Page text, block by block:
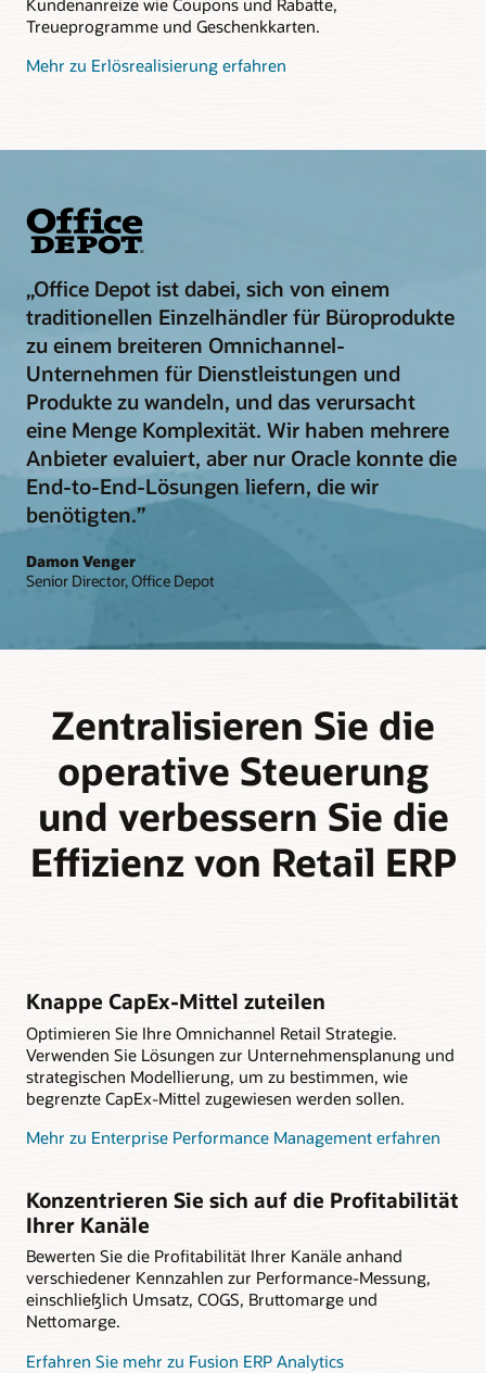
Treueprogramme und Geschenkkarten.
Mehr zu Erlösrealisierung erfahren
„Office Depot ist dabei, sich von einem
traditionellen Einzelhändler für Büroprodukte
zu einem breiteren Omnichannel-
Unternehmen für Dienstleistungen und
Produkte zu wandeln, und das verursacht
eine Menge Komplexität. Wir haben mehrere
Anbieter evaluiert, aber nur Oracle konnte die
End-to-End-Lösungen liefern, die wir
benötigten.”
Damon Venger
Senior Director, Office Depot
Zentralisieren Sie die
operative Steuerung
und verbessern Sie die
Effizienz von Retail ERP
Knappe CapEx-Mittel zuteilen
Optimieren Sie Ihre Omnichannel Retail Strategie.
Verwenden Sie Lösungen zur Unternehmensplanung und
strategischen Modellierung, um zu bestimmen, wie
begrenzte CapEx-Mittel zugewiesen werden sollen.
Mehr zu Enterprise Performance Management erfahren
Konzentrieren Sie sich auf die Profitabilität
Ihrer Kanäle
Bewerten Sie die Profitabilität Ihrer Kanäle anhand
verschiedener Kennzahlen zur Performance-Messung,
einschließlich Umsatz, COGS, Bruttomarge und
Nettomarge.
Erfahren Sie mehr zu Fusion ERP Analytics